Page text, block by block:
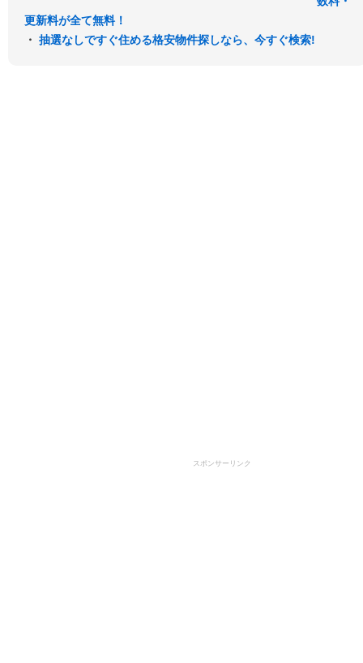
更新料が全て無料！
・ 抽選なしですぐ住める格安物件探しなら、今すぐ検索!
スポンサーリンク